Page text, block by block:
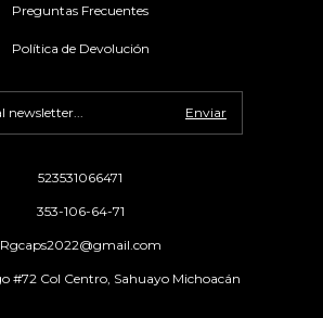
Preguntas Frecuentes
Política de Devolución
523531066471
353-106-64-71
Rgcaps2022@gmail.com
#72 Col Centro, Sahuayo Michoacán